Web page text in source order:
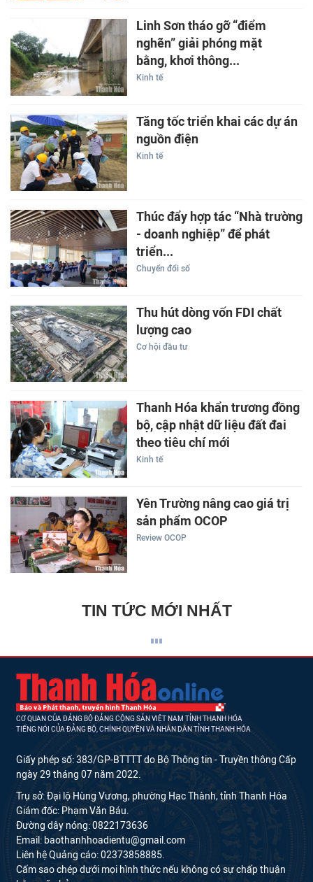
Linh Sơn tháo gỡ “điểm
nghẽn” giải phóng mặt
bằng, khơi thông...
Kinh tế
Tăng tốc triển khai các dự án
nguồn điện
Kinh tế
Thúc đẩy hợp tác “Nhà trường
- doanh nghiệp” để phát
triển...
Chuyển đổi số
Thu hút dòng vốn FDI chất
lượng cao
Cơ hội đầu tư
Thanh Hóa khẩn trương đồng
bộ, cập nhật dữ liệu đất đai
theo tiêu chí mới
Kinh tế
Yên Trường nâng cao giá trị
sản phẩm OCOP
Review OCOP
TIN TỨC MỚI NHẤT
CƠ QUAN CỦA ĐẢNG BỘ ĐẢNG CỘNG SẢN VIỆT NAM TỈNH THANH HÓA
TIẾNG NÓI CỦA ĐẢNG BỘ, CHÍNH QUYỀN VÀ NHÂN DÂN TỈNH THANH HÓA
Giấy phép số: 383/GP-BTTTT do Bộ Thông tin - Truyền thông Cấp
ngày 29 tháng 07 năm 2022.
Trụ sở: Đại lộ Hùng Vương, phường Hạc Thành, tỉnh Thanh Hóa
Giám đốc: Phạm Văn Báu.
Đường dây nóng: 0822173636
Email: baothanhhoadientu@gmail.com
Liên hệ Quảng cáo: 02373858885.
Cấm sao chép dưới mọi hình thức nếu không có sự chấp thuận